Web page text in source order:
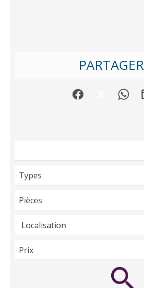
PARTAGER
Types
Pièces
Localisation
Prix